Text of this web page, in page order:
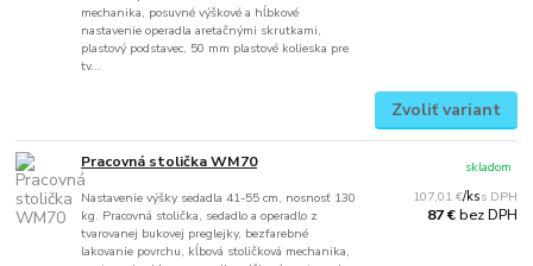
mechanika, posuvné výškové a hĺbkové
nastavenie operadla aretačnými skrutkami,
plastový podstavec, 50 mm plastové kolieska pre
tv...
Zvoliť variant
Pracovná stolička WM70
Nastavenie výšky sedadla 41-55 cm, nosnosť 130
kg. Pracovná stolička, sedadlo a operadlo z
tvarovanej bukovej preglejky, bezfarebné
lakovanie povrchu, kĺbová stoličková mechanika,
107,01 €/ks
87 €bez DPH
skladom